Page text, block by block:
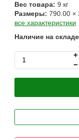
Вес товара: 9 кг
Размеры: 790.00 ×
все характеристики
Наличие на